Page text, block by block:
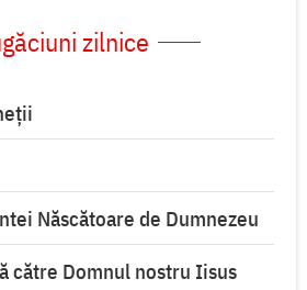
zilnice
Născătoare de Dumnezeu
către Domnul nostru Iisus